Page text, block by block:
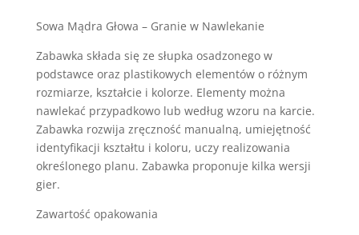
Sowa Mądra Głowa – Granie w Nawlekanie
Zabawka składa się ze słupka osadzonego w
podstawce oraz plastikowych elementów o różnym
rozmiarze, kształcie i kolorze. Elementy można
nawlekać przypadkowo lub według wzoru na karcie.
Zabawka rozwija zręczność manualną, umiejętność
identyfikacji kształtu i koloru, uczy realizowania
określonego planu. Zabawka proponuje kilka wersji
gier.
Zawartość opakowania